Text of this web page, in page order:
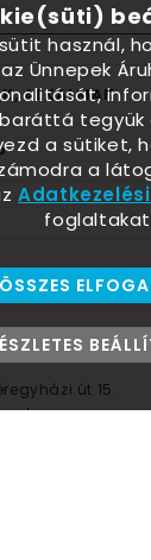
ALKALMAK
út 15.
használ,
Ünnepek
tegyük
a sütiket,
a
ÖSSZES